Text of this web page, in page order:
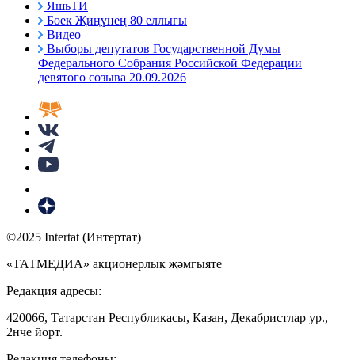
ЯшьТИ
Бөек Җиңүнең 80 еллыгы
Видео
Выборы депутатов Государственной Думы
Федерального Собрания Российской Федерации
девятого созыва 20.09.2026
©2025 Intertat (Интертат)
«ТАТМЕДИА» акционерлык җәмгыяте
Редакция адресы:
420066, Татарстан Республикасы, Казан, Декабристлар ур.,
2нче йорт.